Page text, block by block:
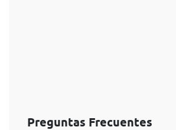
Preguntas Frecuentes